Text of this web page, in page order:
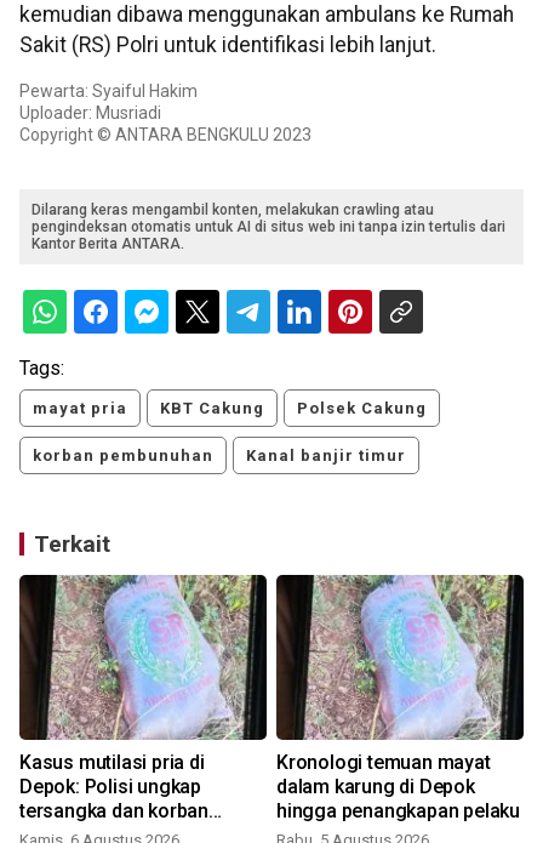
kemudian dibawa menggunakan ambulans ke Rumah
Sakit (RS) Polri untuk identifikasi lebih lanjut.
Pewarta: Syaiful Hakim
Uploader: Musriadi
Copyright © ANTARA BENGKULU 2023
Dilarang keras mengambil konten, melakukan crawling atau
pengindeksan otomatis untuk AI di situs web ini tanpa izin tertulis dari
Kantor Berita ANTARA.
Tags:
mayat pria KBT Cakung Polsek Cakung
korban pembunuhan Kanal banjir timur
Terkait
Kasus mutilasi pria di
Depok: Polisi ungkap
tersangka dan korban
tergabung dalam komunitas
Kronologi temuan mayat
dalam karung di Depok
hingga penangkapan pelaku